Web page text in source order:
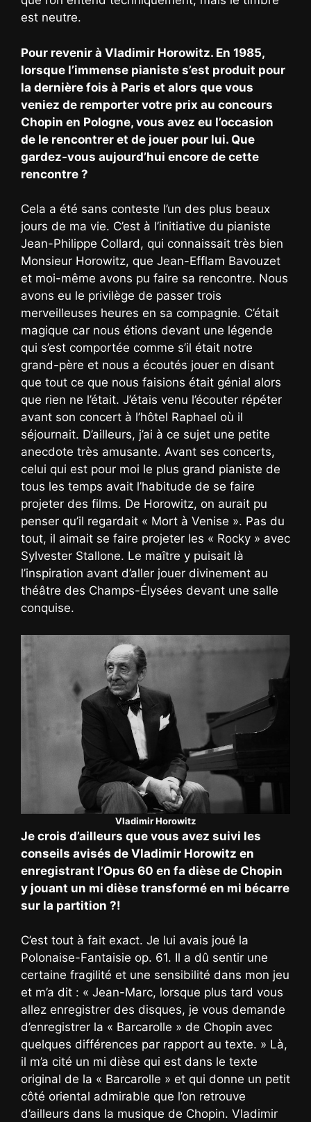
est neutre.
Pour revenir à Vladimir Horowitz. En 1985,
lorsque l’immense pianiste s’est produit pour
la dernière fois à Paris et alors que vous
veniez de remporter votre prix au concours
Chopin en Pologne, vous avez eu l’occasion
de le rencontrer et de jouer pour lui. Que
gardez-vous aujourd’hui encore de cette
rencontre ?
Cela a été sans conteste l’un des plus beaux
jours de ma vie. C’est à l’initiative du pianiste
Jean-Philippe Collard, qui connaissait très bien
Monsieur Horowitz, que Jean-Efflam Bavouzet
et moi-même avons pu faire sa rencontre. Nous
avons eu le privilège de passer trois
merveilleuses heures en sa compagnie. C’était
magique car nous étions devant une légende
qui s’est comportée comme s’il était notre
grand-père et nous a écoutés jouer en disant
que tout ce que nous faisions était génial alors
que rien ne l’était. J’étais venu l’écouter répéter
avant son concert à l’hôtel Raphael où il
séjournait. D’ailleurs, j’ai à ce sujet une petite
anecdote très amusante. Avant ses concerts,
celui qui est pour moi le plus grand pianiste de
tous les temps avait l’habitude de se faire
projeter des films. De Horowitz, on aurait pu
penser qu’il regardait « Mort à Venise ». Pas du
tout, il aimait se faire projeter les « Rocky » avec
Sylvester Stallone. Le maître y puisait là
l’inspiration avant d’aller jouer divinement au
théâtre des Champs-Élysées devant une salle
conquise.
Vladimir Horowitz
Je crois d’ailleurs que vous avez suivi les
conseils avisés de Vladimir Horowitz en
enregistrant l’Opus 60 en fa dièse de Chopin
y jouant un mi dièse transformé en mi bécarre
sur la partition ?!
C’est tout à fait exact. Je lui avais joué la
Polonaise-Fantaisie op. 61. Il a dû sentir une
certaine fragilité et une sensibilité dans mon jeu
et m’a dit : « Jean-Marc, lorsque plus tard vous
allez enregistrer des disques, je vous demande
d’enregistrer la « Barcarolle » de Chopin avec
quelques différences par rapport au texte. » Là,
il m’a cité un mi dièse qui est dans le texte
original de la « Barcarolle » et qui donne un petit
côté oriental admirable que l’on retrouve
d’ailleurs dans la musique de Chopin. Vladimir